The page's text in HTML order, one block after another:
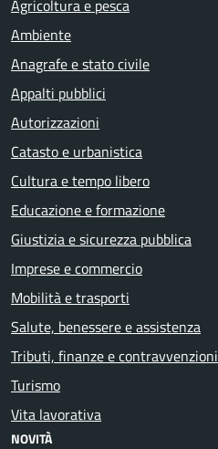
Agricoltura e pesca
Ambiente
Anagrafe e stato civile
Appalti pubblici
Autorizzazioni
Catasto e urbanistica
Cultura e tempo libero
Educazione e formazione
Giustizia e sicurezza pubblica
Imprese e commercio
Mobilità e trasporti
Salute, benessere e assistenza
Tributi, finanze e contravvenzioni
Turismo
Vita lavorativa
NOVITÀ